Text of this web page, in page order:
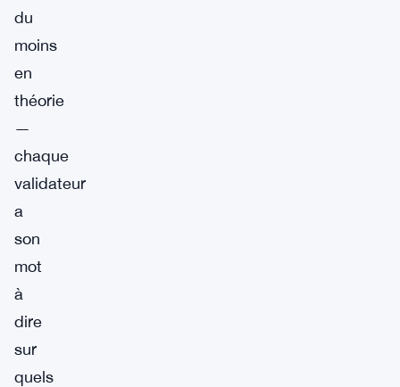
du
moins
en
théorie
—
chaque
validateur
a
son
mot
à
dire
sur
quels